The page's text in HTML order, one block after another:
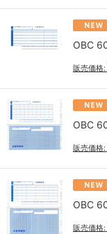
OBC
販売価格:
OBC
販売価格:
OBC
販売価格: